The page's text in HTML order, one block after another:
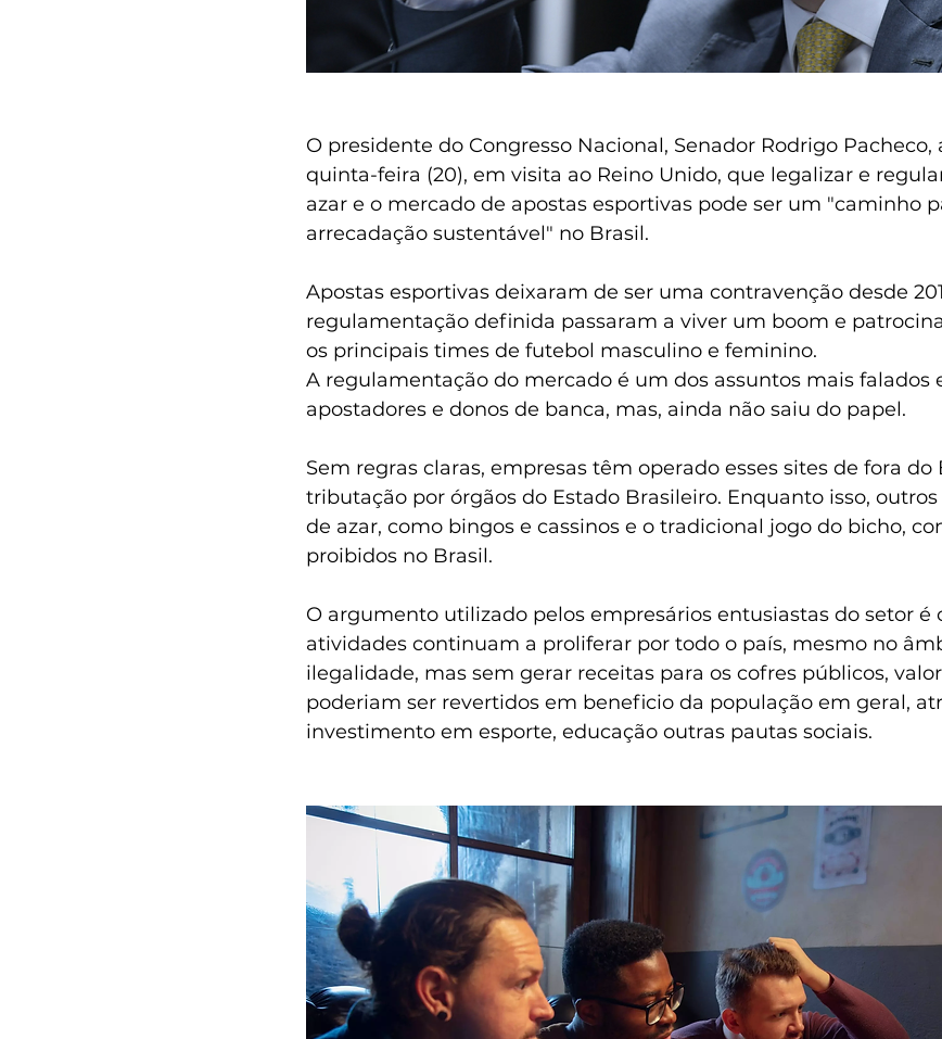
O presidente do Congresso Nacional, Senador Rodrigo
quinta-feira (20), em visita ao Reino Unido, que legalizar e
azar e o mercado de apostas esportivas pode ser um "caminho
arrecadação sustentável" no Brasil.
Apostas esportivas deixaram de ser uma contravenção desde
regulamentação definida passaram a viver um boom e
os principais times de futebol masculino e feminino.
A regulamentação do mercado é um dos assuntos mais falados
apostadores e donos de banca, mas, ainda não saiu do papel.
Sem regras claras, empresas têm operado esses sites de fora do
tributação por órgãos do Estado Brasileiro. Enquanto isso,
de azar, como bingos e cassinos e o tradicional jogo do bicho,
proibidos no Brasil.
O argumento utilizado pelos empresários entusiastas do setor é
atividades continuam a proliferar por todo o país, mesmo no
ilegalidade, mas sem gerar receitas para os cofres públicos,
poderiam ser revertidos em beneficio da população em geral,
investimento em esporte, educação outras pautas sociais.